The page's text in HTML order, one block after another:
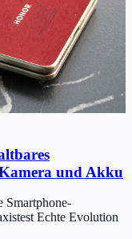
und Akku
Smartphone-
Echte Evolution